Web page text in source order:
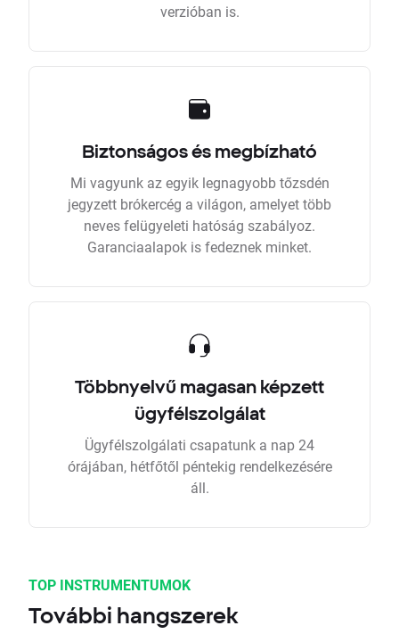
verzióban is.
Biztonságos és megbízható
Mi vagyunk az egyik legnagyobb tőzsdén
jegyzett brókercég a világon, amelyet több
neves felügyeleti hatóság szabályoz.
Garanciaalapok is fedeznek minket.
Többnyelvű magasan képzett
ügyfélszolgálat
Ügyfélszolgálati csapatunk a nap 24
órájában, hétfőtől péntekig rendelkezésére
áll.
TOP INSTRUMENTUMOK
További hangszerek